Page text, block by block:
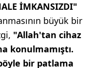
İMKANSIZDI"
büyük bir
"Allah'tan cihaz
konulmamıştı.
bir patlama